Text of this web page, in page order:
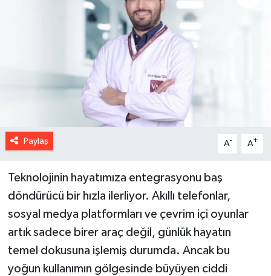
Paylaş A- A+
Teknolojinin hayatımıza entegrasyonu baş
döndürücü bir hızla ilerliyor. Akıllı telefonlar,
sosyal medya platformları ve çevrim içi oyunlar
artık sadece birer araç değil, günlük hayatın
temel dokusuna işlemiş durumda. Ancak bu
yoğun kullanımın gölgesinde büyüyen ciddi